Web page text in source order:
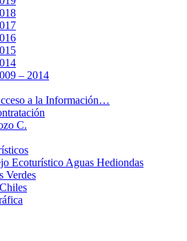
– 2014
a la Información…
C.
Ecoturístico Aguas Hediondas
Verdes